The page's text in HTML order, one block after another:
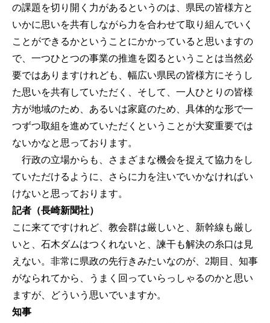
の課題を切り開く力があるというのは、県民の皆様方と
いかに思いを共有しながら力を合わせて取り組んでいく
ことができるかということにかかっていると思いますの
で、一つひとつの事業の推進を図るということは当然必
要ではありますけれども、幅広い県民の皆様方にそうし
た思いを共有していただく、そして、一人ひとりの皆様
方が地域のため、あるいは家庭のため、具体的な形で一
つずつ取組を進めていただくということが大変重要では
ないかなと思っております。
行政の立場からも、さまざまな機会を捉えて協力をし
ていただけるように、さらに力を注いでいかなければい
けないと思っております。
記者（長崎新聞社）
こに来てですけれど、教会群は厳しいと、新幹線も厳し
いと、石木ダムはつくれないと、諫干も解決の糸口は見
えない。非常に県政の先行きみたいなのが、2期目、知事
がなられてから、うまく回っていらっしゃるのかと思い
ますが、どういう思いでいますか。
知事